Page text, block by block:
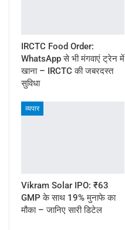
IRCTC Food Order:
WhatsApp से भी मंगवाएं ट्रेन में
खाना – IRCTC की जबरदस्त
सुविधा
व्यपार
Vikram Solar IPO: ₹63
GMP के साथ 19% मुनाफे का
मौका – जानिए सारी डिटेल